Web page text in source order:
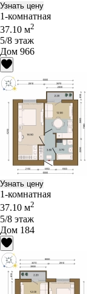
Узнать цену
1-комнатная
37.10 м2
5/8 этаж
Дом 966
Узнать цену
1-комнатная
37.10 м2
5/8 этаж
Дом 184